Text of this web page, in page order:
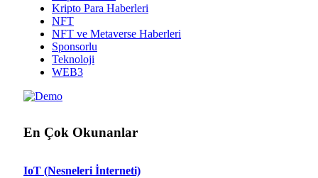
Kripto Para Haberleri
NFT
NFT ve Metaverse Haberleri
Sponsorlu
Teknoloji
WEB3
En Çok Okunanlar
IoT (Nesneleri İnterneti)